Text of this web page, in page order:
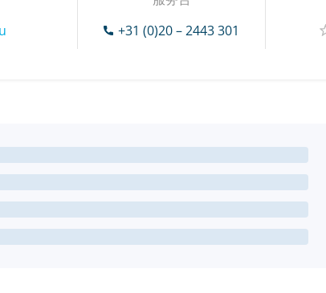
+31 (0)20 – 2443 301